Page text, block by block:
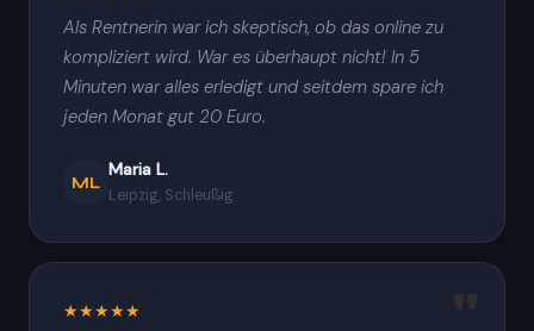
Als Rentnerin war ich skeptisch, ob das online zu
kompliziert wird. War es überhaupt nicht! In 5
Minuten war alles erledigt und seitdem spare ich
jeden Monat gut 20 Euro.
ML
Maria L.
Leipzig, Schleußig
★★★★★